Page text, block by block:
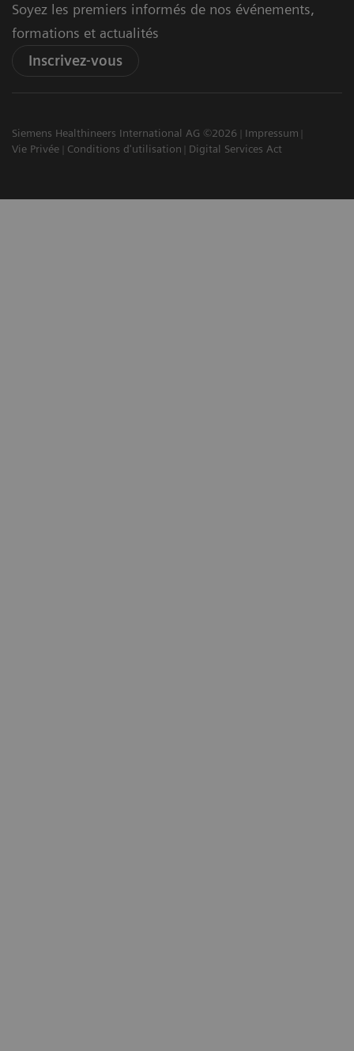
Soyez les premiers informés de nos événements,
formations et actualités
Inscrivez-vous
Siemens Healthineers International AG ©2026
Impressum
Vie Privée
Conditions d'utilisation Digital Services Act